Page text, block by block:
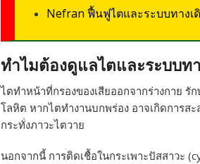
Nefran ฟื้นฟูไตและระบบทาง
ทำไมต้องดูแลไตและระบบท
ไตทำหน้าที่กรองของเสียออกจากร่างกาย
โลหิต หากไตทำงานบกพร่อง อาจเกิดการส
กระทั่งภาวะไตวาย
นอกจากนี้ การติดเชื้อในกระเพาะปัสสาวะ